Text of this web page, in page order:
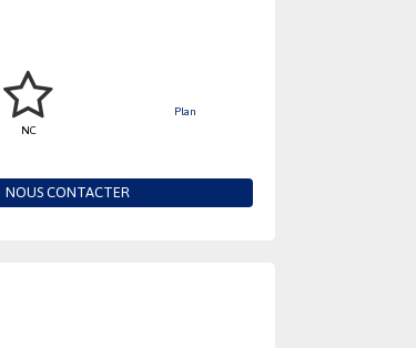
NC
Plan
NOUS CONTACTER